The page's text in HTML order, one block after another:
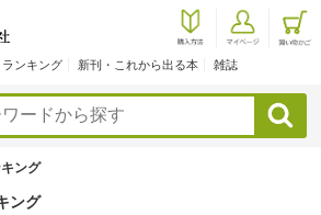
ランキング 新刊・これから出る本 雑誌
検索
ング
ング